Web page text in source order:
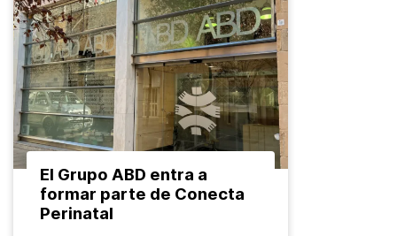
El Grupo ABD entra a
formar parte de Conecta
Perinatal